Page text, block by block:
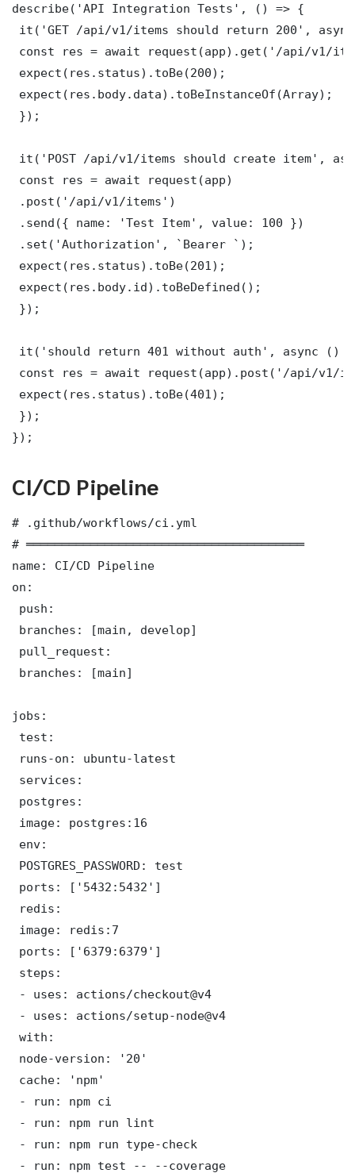
describe('API Integration Tests', () => {
it('GET /api/v1/items should return 200',
const res = await request(app).get('/api/v1/
expect(res.status).toBe(200);
expect(res.body.data).toBeInstanceOf(Array);
});
it('POST /api/v1/items should create item',
const res = await request(app)
.post('/api/v1/items')
.send({ name: 'Test Item', value: 100 })
.set('Authorization', `Bearer `);
expect(res.status).toBe(201);
expect(res.body.id).toBeDefined();
});
it('should return 401 without auth', async ()
const res = await request(app).post('/api/v1/
expect(res.status).toBe(401);
});
});
CI/CD Pipeline
# .github/workflows/ci.yml
# ═══════════════════════════════════════
name: CI/CD Pipeline
on:
push:
branches: [main, develop]
pull_request:
branches: [main]
jobs:
test:
runs-on: ubuntu-latest
services:
postgres:
image: postgres:16
env:
POSTGRES_PASSWORD: test
ports: ['5432:5432']
redis:
image: redis:7
ports: ['6379:6379']
steps:
- uses: actions/checkout@v4
- uses: actions/setup-node@v4
with:
node-version: '20'
cache: 'npm'
- run: npm ci
- run: npm run lint
- run: npm run type-check
- run: npm test -- --coverage